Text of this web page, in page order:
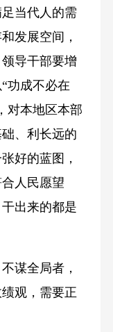
当代人的需
发展空间，
导干部要增
功成不必在
对本地区本部
、利长远的
好的蓝图，
人民愿望
出来的都是
不谋全局者，
观，需要正